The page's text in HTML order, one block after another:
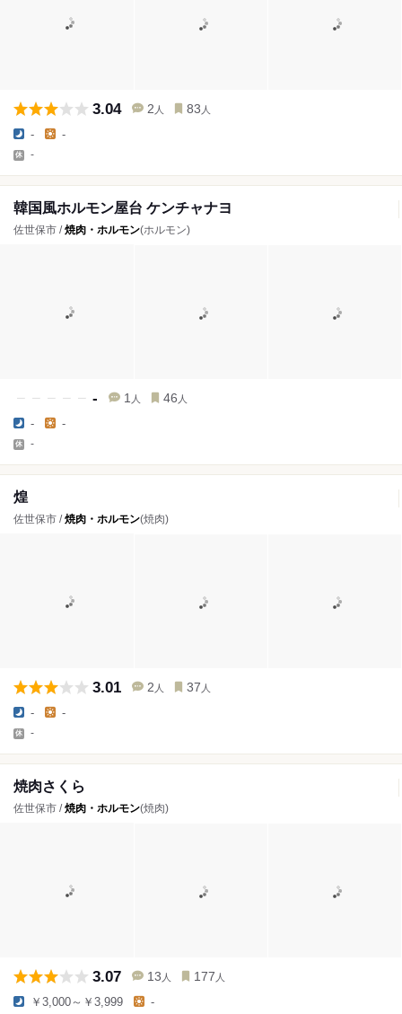
3.04 2 人 83 人
- -
-
韓国風ホルモン屋台 ケンチャナヨ
佐世保市 /焼肉・ホルモン(ホルモン)
- 1 人 46 人
- -
-
煌
佐世保市 /焼肉・ホルモン(焼肉)
3.01 2 人 37 人
- -
-
焼肉さくら
佐世保市 /焼肉・ホルモン(焼肉)
3.07 13 人 177 人
￥3,000～￥3,999 -